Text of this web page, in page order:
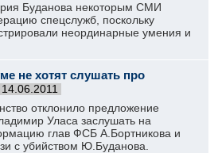
Буданова некоторым СМИ
спецслужб, поскольку
неординарные умения и
не хотят слушать про
14.06.2011
отклонило предложение
Уласа заслушать на
глав ФСБ А.Бортникова и
с убийством Ю.Буданова.